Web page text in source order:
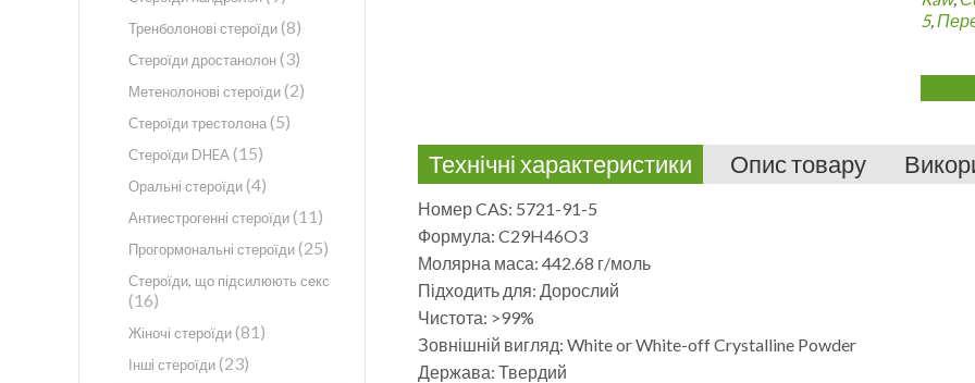
5,
Технічні характеристики Опис товару
Номер CAS: 5721-91-5
Формула: C29H46O3
Молярна маса: 442.68 г/моль
Підходить для: Дорослий
Чистота: >99%
Зовнішній вигляд: White or White-off Crystalline Powder
Держава: Твердий
Тренболонові стероїди(8)
Стероїди дростанолон(3)
Метенолонові стероїди(2)
Стероїди трестолона(5)
Стероїди DHEA(15)
Оральні стероїди(4)
Антиестрогенні стероїди(11)
Прогормональні стероїди(25)
Стероїди, що підсилюють секс
(16)
Жіночі стероїди(81)
Інші стероїди(23)